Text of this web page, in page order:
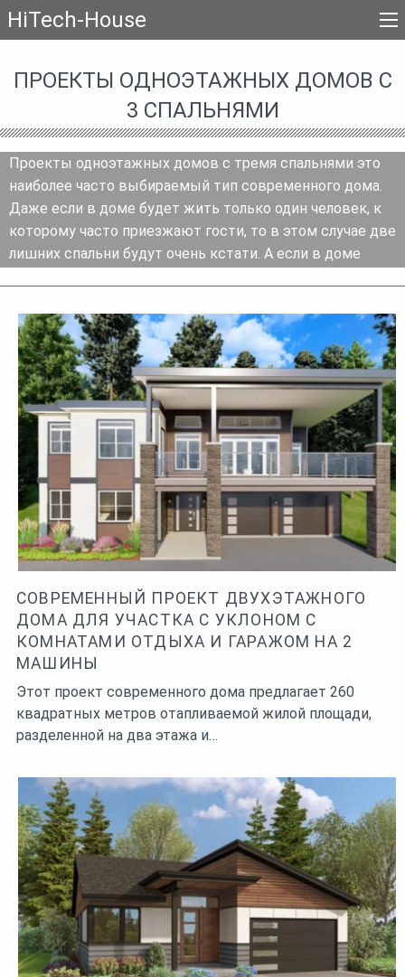
HiTech-House
ПРОЕКТЫ ОДНОЭТАЖНЫХ ДОМОВ С
3 СПАЛЬНЯМИ
Проекты одноэтажных домов с тремя спальнями это
наиболее часто выбираемый тип современного дома.
Даже если в доме будет жить только один человек, к
которому часто приезжают гости, то в этом случае две
лишних спальни будут очень кстати. А если в доме
одноэтажных домов с тремя спальнями больше всего
нужны пожилым супругам. Пожилые люди часто
предпочитают спать в отдельных комнатах. Третья
спальня пригодится для навещающих родственников
или для сиделки, если кто-то заболеет. Наличие
дополнительной спальни особенно актуально для
загородных или деревенских домов, когда трудно,
даже на автомобиле, уезжать поздним вечером. Если
есть возможность стройте дом с дополнительной
спальней.
СОВРЕМЕННЫЙ ПРОЕКТ ДВУХЭТАЖНОГО
ДОМА ДЛЯ УЧАСТКА С УКЛОНОМ С
КОМНАТАМИ ОТДЫХА И ГАРАЖОМ НА 2
МАШИНЫ
Этот проект современного дома предлагает 260
квадратных метров отапливаемой жилой площади,
разделенной на два этажа и…